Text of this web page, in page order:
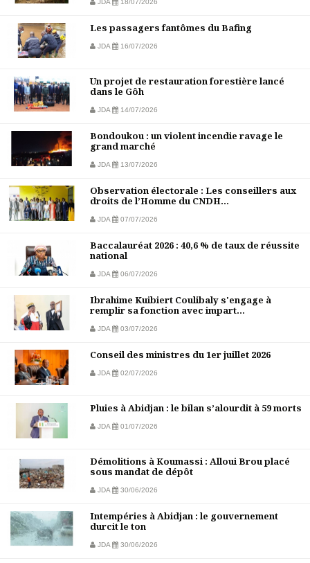
Les passagers fantômes du Bafing
JDA 16/07/2026
Un projet de restauration forestière lancé
dans le Gôh
JDA 14/07/2026
Bondoukou : un violent incendie ravage le
grand marché
JDA 13/07/2026
Observation électorale : Les conseillers aux
droits de l’Homme du CNDH...
JDA 07/07/2026
Baccalauréat 2026 : 40,6 % de taux de réussite
national
JDA 06/07/2026
Ibrahime Kuibiert Coulibaly s'engage à
remplir sa fonction avec impart...
JDA 03/07/2026
Conseil des ministres du 1er juillet 2026
JDA 02/07/2026
Pluies à Abidjan : le bilan s’alourdit à 59 morts
JDA 01/07/2026
Démolitions à Koumassi : Alloui Brou placé
sous mandat de dépôt
JDA 30/06/2026
Intempéries à Abidjan : le gouvernement
durcit le ton
JDA 30/06/2026